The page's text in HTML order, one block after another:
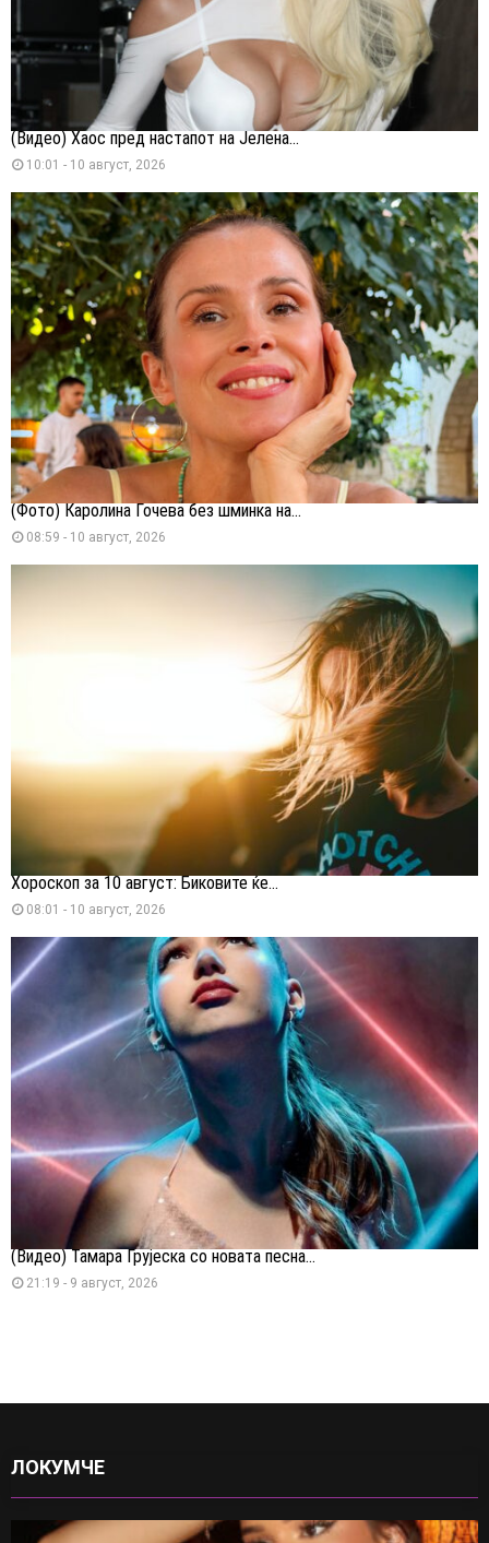
(Видео) Хаос пред настапот на Јелена...
10:01 - 10 август, 2026
(Фото) Каролина Гочева без шминка на...
08:59 - 10 август, 2026
Хороскоп за 10 август: Биковите ќе...
08:01 - 10 август, 2026
(Видео) Тамара Грујеска со новата песна...
21:19 - 9 август, 2026
ЛОКУМЧЕ